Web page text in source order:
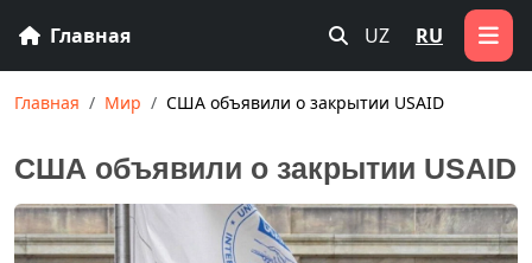
Главная UZ RU
Главная Мир США объявили о закрытии USAID
США объявили о закрытии USAID